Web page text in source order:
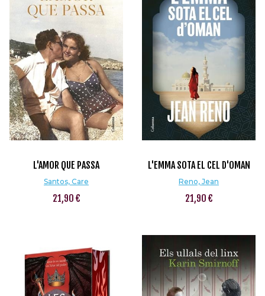
L'AMOR QUE PASSA
Santos, Care
21,90 €
L'EMMA SOTA EL CEL D'OMAN
Reno, Jean
21,90 €